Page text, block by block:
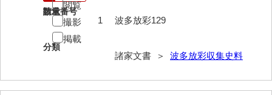
小田家文書（柳井市和田）
小田家文書（山口市下小鯖）
影山家文書
請求番号
波多放彩129
分類
諸家文書 ＞ 波多放彩収集史料
数量
1
閲覧
撮影
掲載